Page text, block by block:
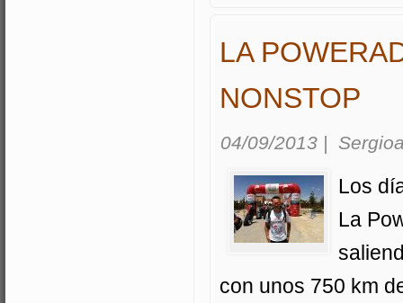
LA
NONSTOP
04/09/2013 |
Los
La
con unos 750 km